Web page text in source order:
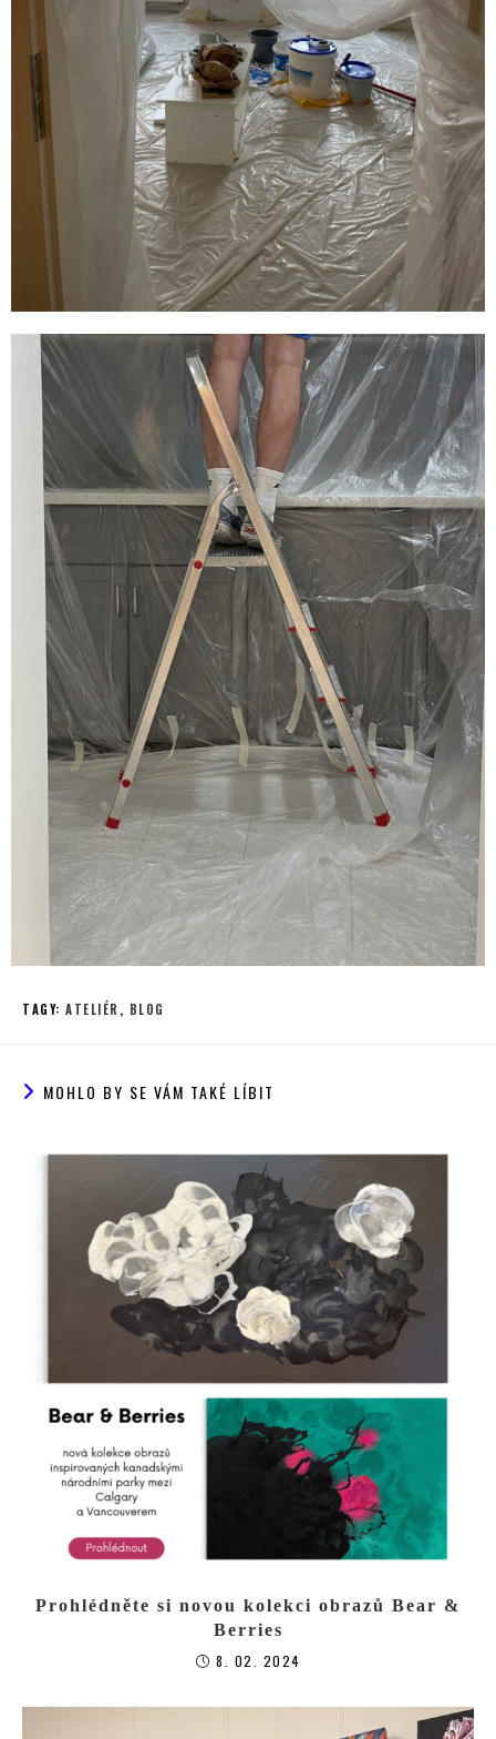
TAGY: ATELIÉR , BLOG
MOHLO BY SE VÁM TAKÉ LÍBIT
Prohlédněte si novou kolekci obrazů Bear &
Berries
8. 02. 2024